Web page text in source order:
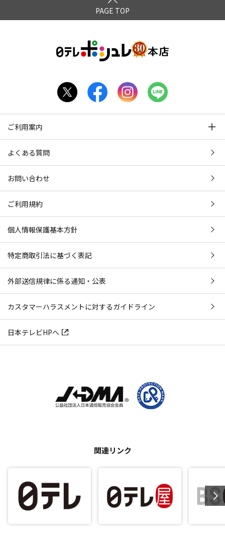
PAGE TOP
ご利用案内
よくある質問
お問い合わせ
ご利用規約
個人情報保護基本方針
特定商取引法に基づく表記
外部送信規律に係る通知・公表
カスタマーハラスメントに対するガイドライン
日本テレビHPへ
関連リンク